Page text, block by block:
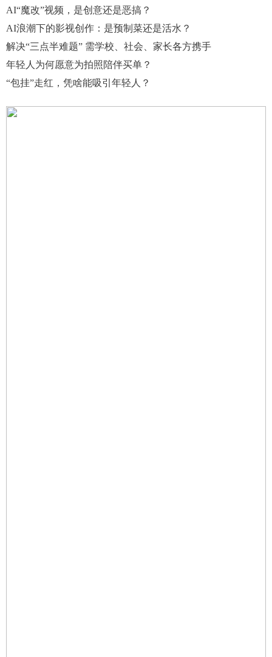
AI“魔改”视频，是创意还是恶搞？
AI浪潮下的影视创作：是预制菜还是活水？
解决“三点半难题” 需学校、社会、家长各方携手
年轻人为何愿意为拍照陪伴买单？
“包挂”走红，凭啥能吸引年轻人？